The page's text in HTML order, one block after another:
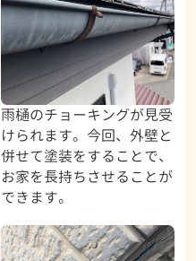
雨樋のチョーキングが見受
けられます。今回、外壁と
併せて塗装をすることで、
お家を長持ちさせることが
できます。